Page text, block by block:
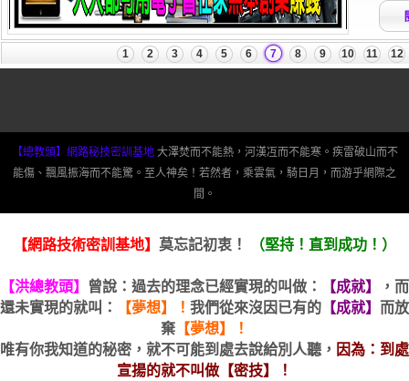
【總教頭】網路秘技密訓基地大澤焚而不能熱，河漢冱而不能寒。疾雷破山而不
能傷、飄風振海而不能驚。至人神矣！若然者，乘雲氣，騎日月，而游乎網際之
間。
【網路技術密訓基地】 莫忘記初衷！ （堅持！直到成功！）
【洪總教頭】 曾說：過去的理念已經實現的叫做： 【成就】
，而
還未實現的就叫：
【夢想】！ 我們從來沒因已有的 【成就】 而放
棄 【夢想】！
唯有你我知道的秘密，就不可能到處去說給別人聽， 因為：到處
宣揚的就不叫做【密技】！